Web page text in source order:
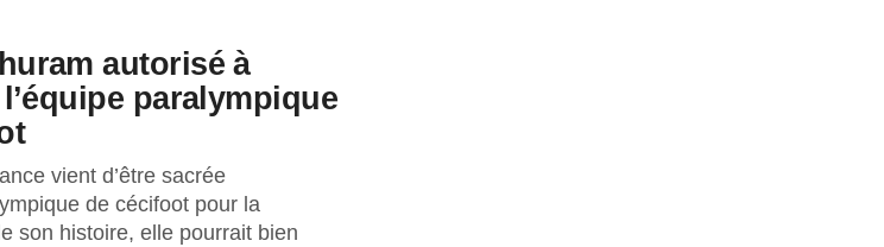
autorisé à
paralympique
vient d’être sacrée
de cécifoot pour la
son histoire, elle pourrait bien